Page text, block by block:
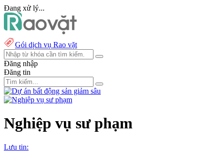
Đang xử lý...
Gói dịch vụ Rao vặt
Đăng nhập
Đăng tin
Nghiệp vụ sư phạm
Lưu tin: